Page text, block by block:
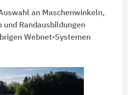
an Maschenwinkeln,
und Randausbildungen
Webnet-Systemen